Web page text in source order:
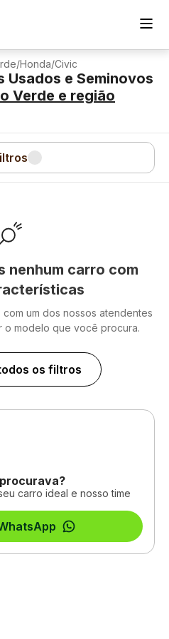
/Honda/Civic
Usados e Seminovos
Verde e região
nenhum carro com
um dos nossos atendentes
o modelo que você procura.
os filtros
carro ideal e nosso time